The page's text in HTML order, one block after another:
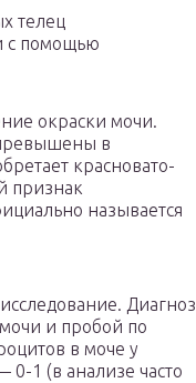
телец
с помощью
окраски мочи.
в
красновато-
признак
называется
Диагноз
и пробой по
в моче у
1 (в анализе часто